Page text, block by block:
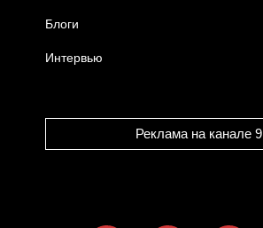
Блоги
Интервью
Реклама на канале 9